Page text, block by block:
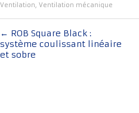
Ventilation, Ventilation mécanique
Navigation
de
← ROB Square Black :
système coulissant linéaire
et sobre